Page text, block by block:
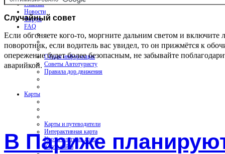
Главная
Новости
Форум
FAQ
Общая информация
Советы Автотуристу
Правила дор.движения
Карты
Карты и путеводители
Интерактивная карта
Карты платных дорог
Карта сайта
Случайный совет
Если обгоняете кого-то, моргните дальним светом и включите
поворотник, если водитель вас увидел, то он прижмётся к
опережение будет более безопасным, не забывайте
аварийкой.
В Париже